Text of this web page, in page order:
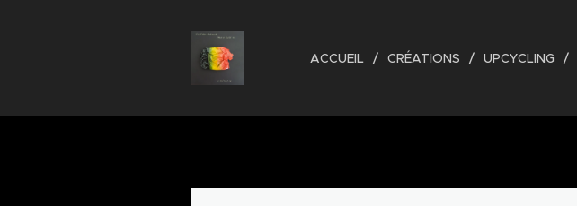
ACCUEIL CRÉATIONS UPCYCLING